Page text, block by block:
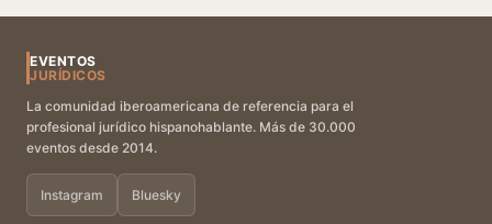
EVENTOS
JURÍDICOS
La comunidad iberoamericana de referencia para el
profesional jurídico hispanohablante. Más de 30.000
eventos desde 2014.
Instagram Bluesky